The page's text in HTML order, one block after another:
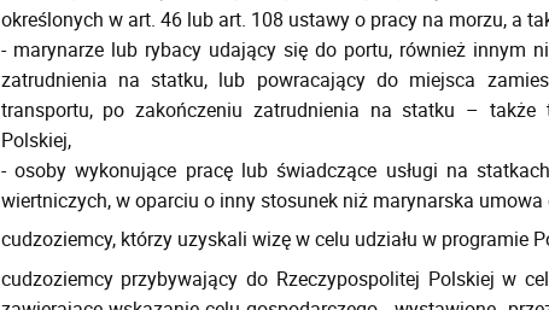
określonych w art. 46 lub art. 108 ustawy o pracy na morzu, a
- marynarze lub rybacy udający się do portu, również innym
zatrudnienia na statku, lub powracający do miejsca
transportu, po zakończeniu zatrudnienia na statku – także
Polskiej,
- osoby wykonujące pracę lub świadczące usługi na
wiertniczych, w oparciu o inny stosunek niż marynarska umowa
cudzoziemcy, którzy uzyskali wizę w celu udziału w programie
cudzoziemcy przybywający do Rzeczypospolitej Polskiej w